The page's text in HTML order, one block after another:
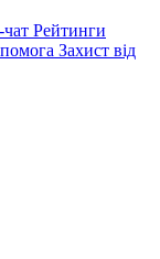
Рейтинги
Захист від